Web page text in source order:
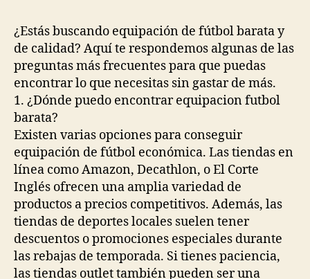
¿Estás buscando equipación de fútbol barata y
de calidad? Aquí te respondemos algunas de las
preguntas más frecuentes para que puedas
encontrar lo que necesitas sin gastar de más.
1. ¿Dónde puedo encontrar equipacion futbol
barata?
Existen varias opciones para conseguir
equipación de fútbol económica. Las tiendas en
línea como Amazon, Decathlon, o El Corte
Inglés ofrecen una amplia variedad de
productos a precios competitivos. Además, las
tiendas de deportes locales suelen tener
descuentos o promociones especiales durante
las rebajas de temporada. Si tienes paciencia,
las tiendas outlet también pueden ser una